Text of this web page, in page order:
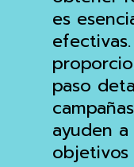
es
paso
ayuden